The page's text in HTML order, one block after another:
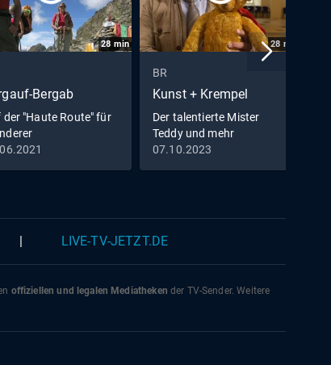
28 min
Bergab
der "Haute Route" für
28 min
BR
Kunst + Krempel
Der talentierte Mister
Teddy und mehr
07.10.2023
LIVE-TV-JETZT.DE
offiziellen und legalen Mediatheken der TV-Sender. Weitere